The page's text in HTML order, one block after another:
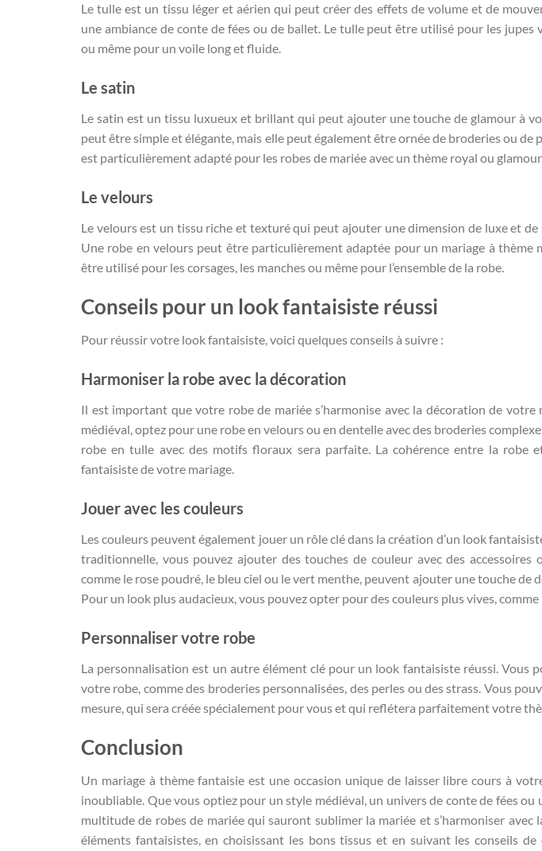
Le tulle est un tissu léger et aérien qui peut créer des effets de volume et de
une ambiance de conte de fées ou de ballet. Le tulle peut être utilisé pour les jupes
ou même pour un voile long et fluide.
Le satin
Le satin est un tissu luxueux et brillant qui peut ajouter une touche de glamour à
peut être simple et élégante, mais elle peut également être ornée de broderies ou de
est particulièrement adapté pour les robes de mariée avec un thème royal ou
Le velours
Le velours est un tissu riche et texturé qui peut ajouter une dimension de luxe et
Une robe en velours peut être particulièrement adaptée pour un mariage à thème
être utilisé pour les corsages, les manches ou même pour l’ensemble de la robe.
Conseils pour un look fantaisiste réussi
Pour réussir votre look fantaisiste, voici quelques conseils à suivre :
Harmoniser la robe avec la décoration
Il est important que votre robe de mariée s’harmonise avec la décoration de votre
médiéval, optez pour une robe en velours ou en dentelle avec des broderies
robe en tulle avec des motifs floraux sera parfaite. La cohérence entre la robe
fantaisiste de votre mariage.
Jouer avec les couleurs
Les couleurs peuvent également jouer un rôle clé dans la création d’un look
traditionnelle, vous pouvez ajouter des touches de couleur avec des accessoires
comme le rose poudré, le bleu ciel ou le vert menthe, peuvent ajouter une touche de
Pour un look plus audacieux, vous pouvez opter pour des couleurs plus vives,
Personnaliser votre robe
La personnalisation est un autre élément clé pour un look fantaisiste réussi. Vous
votre robe, comme des broderies personnalisées, des perles ou des strass. Vous
mesure, qui sera créée spécialement pour vous et qui reflétera parfaitement votre
Conclusion
Un mariage à thème fantaisie est une occasion unique de laisser libre cours à
inoubliable. Que vous optiez pour un style médiéval, un univers de conte de fées ou
multitude de robes de mariée qui sauront sublimer la mariée et s’harmoniser avec
éléments fantaisistes, en choisissant les bons tissus et en suivant les conseils